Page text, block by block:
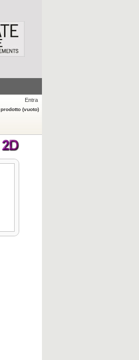
Entra
prodotto (vuoto)